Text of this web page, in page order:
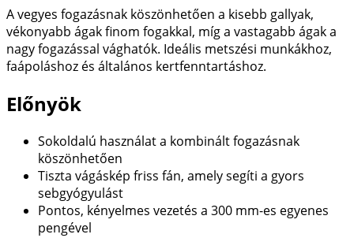
A vegyes fogazásnak köszönhetően a kisebb gallyak,
vékonyabb ágak finom fogakkal, míg a vastagabb ágak a
nagy fogazással vághatók. Ideális metszési munkákhoz,
faápoláshoz és általános kertfenntartáshoz.
Előnyök
Sokoldalú használat a kombinált fogazásnak
köszönhetően
Tiszta vágáskép friss fán, amely segíti a gyors
sebgyógyulást
Pontos, kényelmes vezetés a 300 mm-es egyenes
pengével